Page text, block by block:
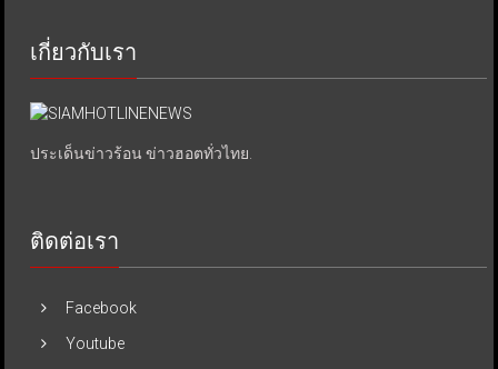
เกี่ยวกับเรา
ประเด็นข่าวร้อน ข่าวฮอตทั่วไทย.
ติดต่อเรา
Facebook
Youtube